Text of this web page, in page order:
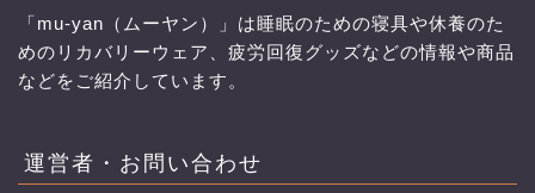
「mu-yan（ムーヤン）」は睡眠のための寝具や休養のた
めのリカバリーウェア、疲労回復グッズなどの情報や商品
などをご紹介しています。
運営者・お問い合わせ